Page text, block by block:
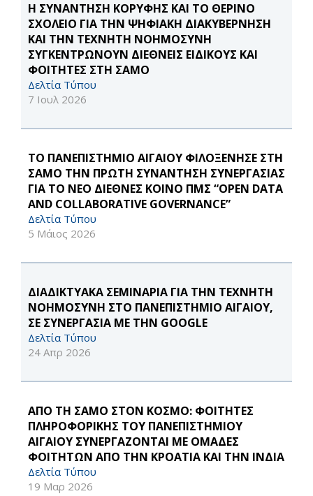
Η ΣΥΝΑΝΤΗΣΗ ΚΟΡΥΦΗΣ ΚΑΙ ΤΟ ΘΕΡΙΝΟ
ΣΧΟΛΕΙΟ ΓΙΑ ΤΗΝ ΨΗΦΙΑΚΗ ΔΙΑΚΥΒΕΡΝΗΣΗ
ΚΑΙ ΤΗΝ ΤΕΧΝΗΤΗ ΝΟΗΜΟΣΥΝΗ
ΣΥΓΚΕΝΤΡΩΝΟΥΝ ΔΙΕΘΝΕΙΣ ΕΙΔΙΚΟΥΣ ΚΑΙ
ΦΟΙΤΗΤΕΣ ΣΤΗ ΣΑΜΟ
Δελτία Τύπου
7 Ιουλ 2026
ΤΟ ΠΑΝΕΠΙΣΤΗΜΙΟ ΑΙΓΑΙΟΥ ΦΙΛΟΞΕΝΗΣΕ ΣΤΗ
ΣΑΜΟ ΤΗΝ ΠΡΩΤΗ ΣΥΝΑΝΤΗΣΗ ΣΥΝΕΡΓΑΣΙΑΣ
ΓΙΑ ΤΟ ΝΕΟ ΔΙΕΘΝΕΣ ΚΟΙΝΟ ΠΜΣ “OPEN DATA
AND COLLABORATIVE GOVERNANCE”
Δελτία Τύπου
5 Μάιος 2026
ΔΙΑΔΙΚΤΥΑΚΑ ΣΕΜΙΝΑΡΙΑ ΓΙΑ ΤΗΝ ΤΕΧΝΗΤΗ
ΝΟΗΜΟΣΥΝΗ ΣΤΟ ΠΑΝΕΠΙΣΤΗΜΙΟ ΑΙΓΑΙΟΥ,
ΣΕ ΣΥΝΕΡΓΑΣΙΑ ΜΕ ΤΗΝ GOOGLE
Δελτία Τύπου
24 Απρ 2026
ΑΠΟ ΤΗ ΣΑΜΟ ΣΤΟΝ ΚΟΣΜΟ: ΦΟΙΤΗΤΕΣ
ΠΛΗΡΟΦΟΡΙΚΗΣ ΤΟΥ ΠΑΝΕΠΙΣΤΗΜΙΟΥ
ΑΙΓΑΙΟΥ ΣΥΝΕΡΓΑΖΟΝΤΑΙ ΜΕ ΟΜΑΔΕΣ
ΦΟΙΤΗΤΩΝ ΑΠΟ ΤΗΝ ΚΡΟΑΤΙΑ ΚΑΙ ΤΗΝ ΙΝΔΙΑ
Δελτία Τύπου
19 Μαρ 2026